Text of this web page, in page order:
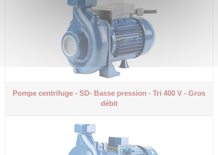
Pompe centrifuge - SD- Basse pression - Tri 400 V - Gros
débit